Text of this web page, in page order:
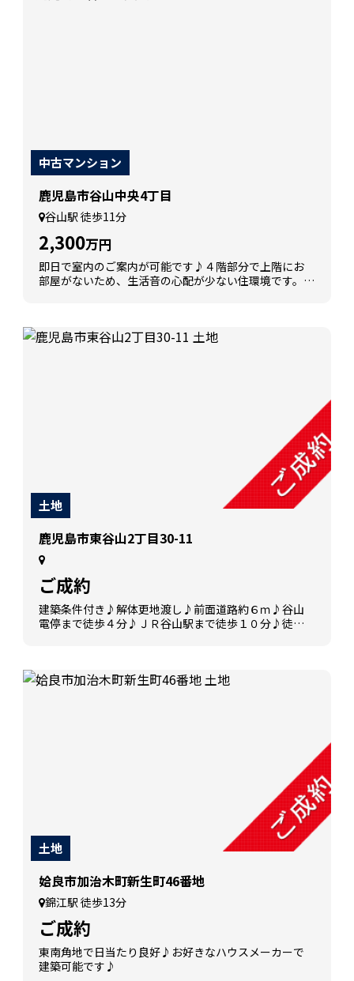
中古マンション
鹿児島市谷山中央4丁目
谷山駅 徒歩11分
2,300万円
即日で室内のご案内が可能です♪４階部分で上階にお
部屋がないため、生活音の心配が少ない住環境です。南
土地
鹿児島市東谷山2丁目30-11
ご成約
建築条件付き♪解体更地渡し♪前面道路約６ｍ♪谷山
電停まで徒歩４分♪ＪＲ谷山駅まで徒歩１０分♪徒歩
土地
姶良市加治木町新生町46番地
錦江駅 徒歩13分
ご成約
東南角地で日当たり良好♪お好きなハウスメーカーで
建築可能です♪